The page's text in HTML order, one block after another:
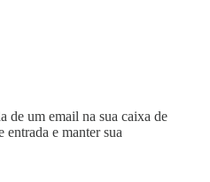
de um email na sua caixa de
e manter sua